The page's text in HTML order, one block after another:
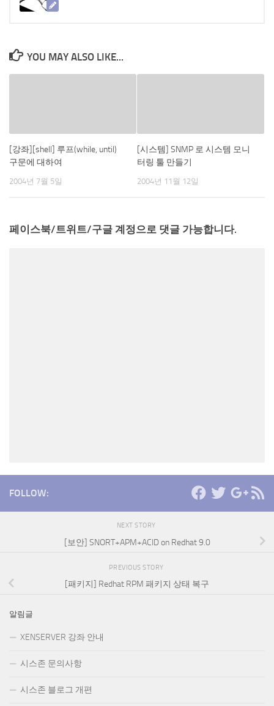
YOU MAY ALSO LIKE...
[강좌][shell] 루프(while, until)
구문에 대하여
2004년 7월 5일
[시스템] SNMP 로 시스템 모니
터링 툴 만들기
2004년 11월 12일
페이스북/트위트/구글 계정으로 댓글 가능합니다.
FOLLOW:
NEXT STORY
[보안] SNORT+APM+ACID on Redhat 9.0
PREVIOUS STORY
[패키지] Redhat RPM 패키지 상태 복구
알림글
XENSERVER 강좌 안내
시스존 문의사항
시스존 블로그 개편